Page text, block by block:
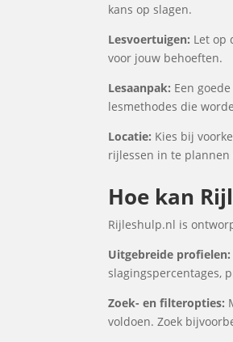
kans op slagen.
Lesvoertuigen: Let op
voor jouw behoeften.
Lesaanpak: Een
lesmethodes die
Locatie: Kies bij
rijlessen in te
Hoe kan
Rijleshulp.nl is
Uitgebreide profielen:
slagingspercentages,
Zoek- en filteropties:
voldoen. Zoek